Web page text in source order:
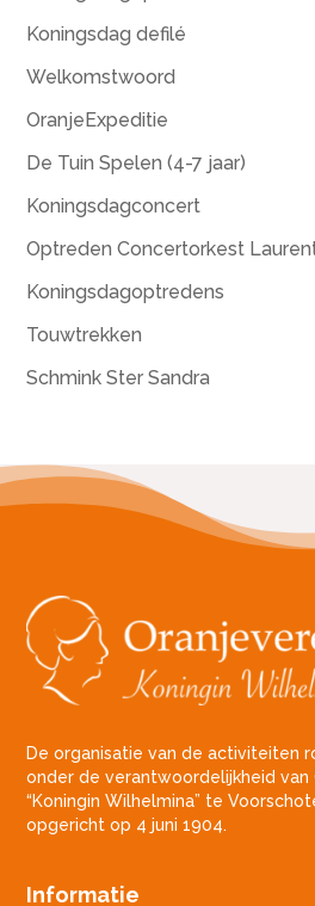
Koningsdag defilé
Welkomstwoord
OranjeExpeditie
De Tuin Spelen (4-7 jaar)
Koningsdagconcert
Optreden Concertorkest
Koningsdagoptredens
Touwtrekken
Schmink Ster Sandra
De organisatie van de activiteiten
onder de verantwoordelijkheid van
“Koningin Wilhelmina” te
opgericht op 4 juni 1904.
Informatie